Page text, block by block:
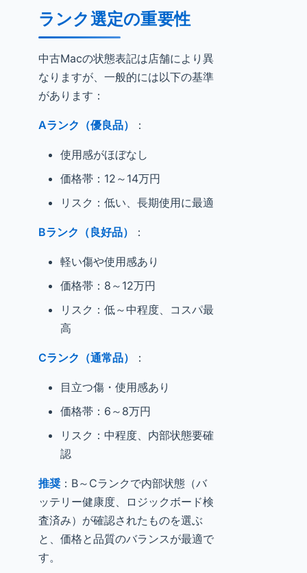
ランク選定の重要性
中古Macの状態表記は店舗により異
なりますが、一般的には以下の基準
があります：
Aランク（優良品） ：
使用感がほぼなし
価格帯：12～14万円
リスク：低い、長期使用に最適
Bランク（良好品） ：
軽い傷や使用感あり
価格帯：8～12万円
リスク：低～中程度、コスパ最
高
Cランク（通常品） ：
目立つ傷・使用感あり
価格帯：6～8万円
リスク：中程度、内部状態要確
認
推奨 ：B～Cランクで内部状態（バ
ッテリー健康度、ロジックボード検
査済み）が確認されたものを選ぶ
と、価格と品質のバランスが最適で
す。